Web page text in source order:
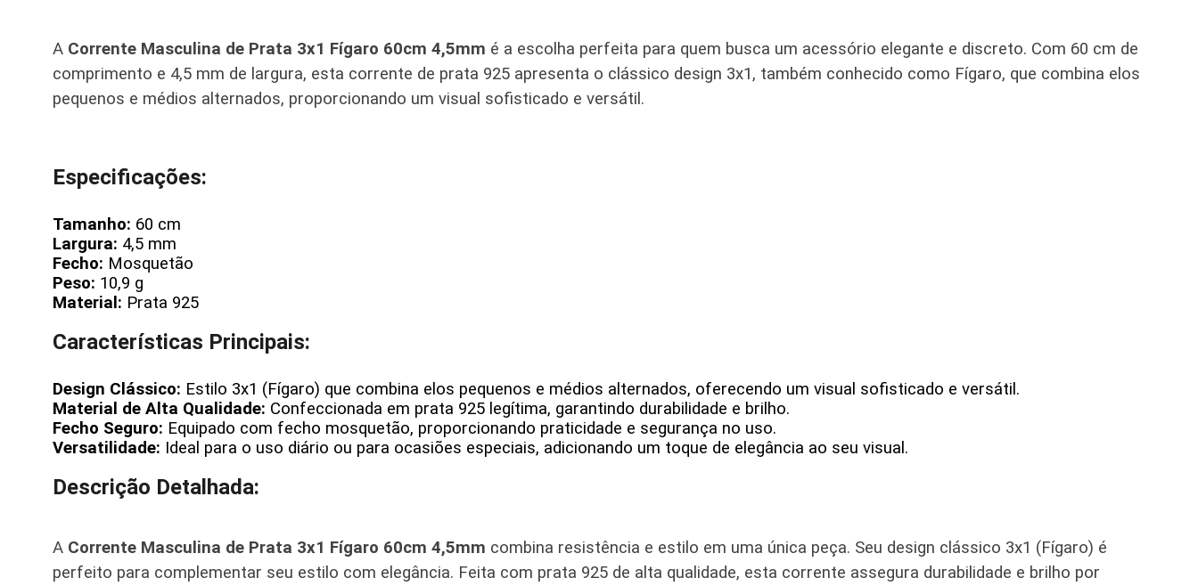
A Corrente Masculina de Prata 3x1 Fígaro 60cm 4,5mm é a escolha perfeita para quem busca um acessório elegante e discreto. Com 60 cm de
comprimento e 4,5 mm de largura, esta corrente de prata 925 apresenta o clássico design 3x1, também conhecido como Fígaro, que combina elos
pequenos e médios alternados, proporcionando um visual sofisticado e versátil.
Especificações:
Tamanho: 60 cm
Largura: 4,5 mm
Fecho: Mosquetão
Peso: 10,9 g
Material: Prata 925
Características Principais:
Design Clássico: Estilo 3x1 (Fígaro) que combina elos pequenos e médios alternados, oferecendo um visual sofisticado e versátil.
Material de Alta Qualidade: Confeccionada em prata 925 legítima, garantindo durabilidade e brilho.
Fecho Seguro: Equipado com fecho mosquetão, proporcionando praticidade e segurança no uso.
Versatilidade: Ideal para o uso diário ou para ocasiões especiais, adicionando um toque de elegância ao seu visual.
Descrição Detalhada:
A Corrente Masculina de Prata 3x1 Fígaro 60cm 4,5mm combina resistência e estilo em uma única peça. Seu design clássico 3x1 (Fígaro) é
perfeito para complementar seu estilo com elegância. Feita com prata 925 de alta qualidade, esta corrente assegura durabilidade e brilho por